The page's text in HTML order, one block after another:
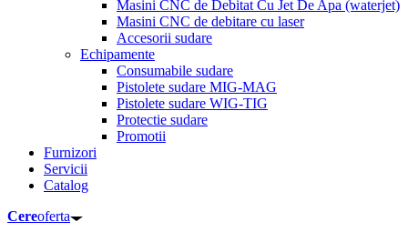
Masini CNC de Debitat Cu Jet De Apa (waterjet)
Masini CNC de debitare cu laser
Accesorii sudare
Echipamente
Consumabile sudare
Pistolete sudare MIG-MAG
Pistolete sudare WIG-TIG
Protectie sudare
Promotii
Furnizori
Servicii
Catalog
Cereoferta